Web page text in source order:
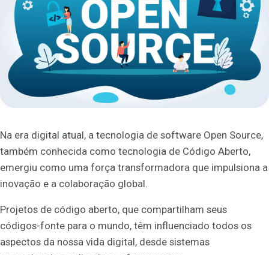
Na era digital atual, a tecnologia de software Open Source,
também conhecida como tecnologia de Código Aberto,
emergiu como uma força transformadora que impulsiona a
inovação e a colaboração global.
Projetos de código aberto, que compartilham seus
códigos-fonte para o mundo, têm influenciado todos os
aspectos da nossa vida digital, desde sistemas